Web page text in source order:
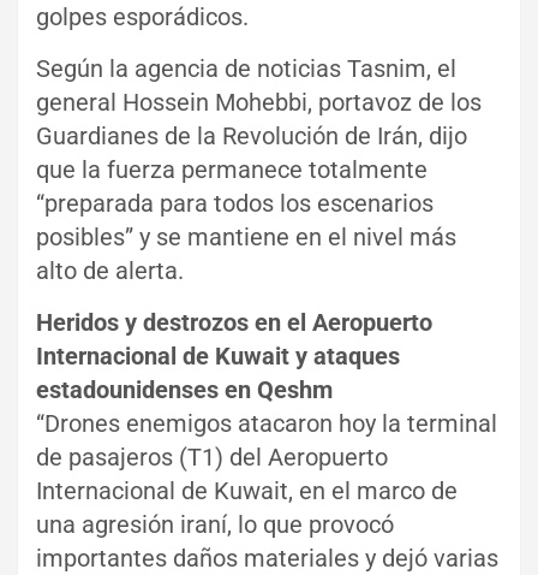
golpes esporádicos.
Según la agencia de noticias Tasnim, el
general Hossein Mohebbi, portavoz de los
Guardianes de la Revolución de Irán, dijo
que la fuerza permanece totalmente
“preparada para todos los escenarios
posibles” y se mantiene en el nivel más
alto de alerta.
Heridos y destrozos en el Aeropuerto
Internacional de Kuwait y ataques
estadounidenses en Qeshm
“Drones enemigos atacaron hoy la terminal
de pasajeros (T1) del Aeropuerto
Internacional de Kuwait, en el marco de
una agresión iraní, lo que provocó
importantes daños materiales y dejó varias